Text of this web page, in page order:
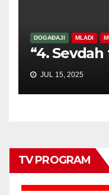
DOGAĐAJI MLADI
“4.
JUL 15, 2025
TV PROGRAM